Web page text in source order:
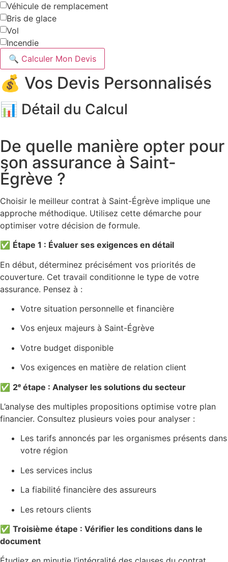
Véhicule de remplacement
Bris de glace
Vol
Incendie
🔍 Calculer Mon Devis
💰 Vos Devis Personnalisés
📊 Détail du Calcul
De quelle manière opter pour
son assurance à Saint-
Égrève ?
Choisir le meilleur contrat à Saint-Égrève implique une
approche méthodique. Utilisez cette démarche pour
optimiser votre décision de formule.
✅ Étape 1 : Évaluer ses exigences en détail
En début, déterminez précisément vos priorités de
couverture. Cet travail conditionne le type de votre
assurance. Pensez à :
Votre situation personnelle et financière
Vos enjeux majeurs à Saint-Égrève
Votre budget disponible
Vos exigences en matière de relation client
✅ 2ᵉ étape : Analyser les solutions du secteur
L’analyse des multiples propositions optimise votre plan
financier. Consultez plusieurs voies pour analyser :
Les tarifs annoncés par les organismes présents dans
votre région
Les services inclus
La fiabilité financière des assureurs
Les retours clients
✅ Troisième étape : Vérifier les conditions dans le
document